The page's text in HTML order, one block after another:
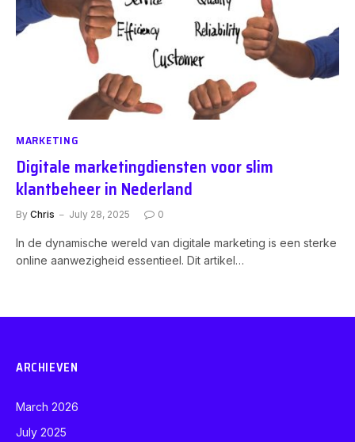
MARKETING
Digitale marketingdiensten voor slim
klantbeheer in Nederland
By Chris July 28, 2025 0
In de dynamische wereld van digitale marketing is een sterke
online aanwezigheid essentieel. Dit artikel…
ARCHIEVEN
March 2026
July 2025